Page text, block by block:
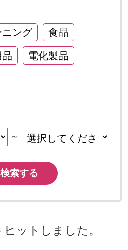
ング
食品
電化製品
～
索する
ットしました。